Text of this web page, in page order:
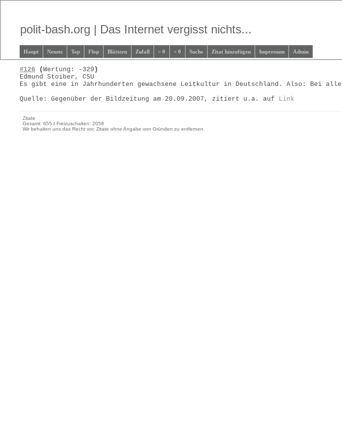
polit-bash.org | Das Internet vergisst nichts...
Haupt Neuste Top Flop Blättern Zufall > 0 < 0 Suche Zitat hinzufügen Impressum Admin
#126 (Wertung: -329 )
Edmund Stoiber, CSU
Es gibt eine in Jahrhunderten gewachsene Leitkultur in Deutschland. Also: Bei
Quelle: Gegenüber der Bildzeitung am 20.09.2007, zitiert u.a. auf Link
Zitate
Gesamt: 655/ Freizuschalten: 2058
Wir behalten uns das Recht vor, Zitate ohne Angabe von Gründen zu entfernen.